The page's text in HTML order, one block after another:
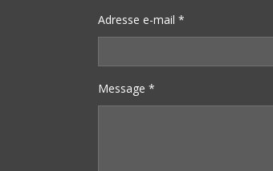
Adresse e-mail *
Message *